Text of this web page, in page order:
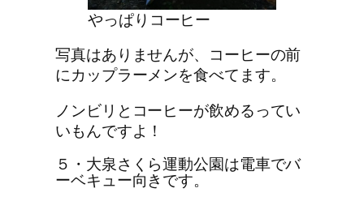
やっぱりコーヒー
写真はありませんが、コーヒーの前
にカップラーメンを食べてます。
ノンビリとコーヒーが飲めるってい
いもんですよ！
５・大泉さくら運動公園は電車でバ
ーベキュー向きです。